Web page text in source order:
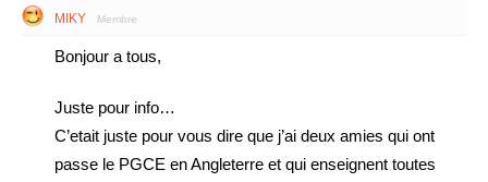
MIKY Membre
Bonjour a tous,
Juste pour info…
C’etait juste pour vous dire que j’ai deux amies qui ont
passe le PGCE en Angleterre et qui enseignent toutes